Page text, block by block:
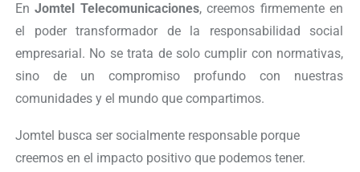
EnJomtel Telecomunicaciones, creemos firmemente en
el poder transformador de la responsabilidad social
empresarial. No se trata de solo cumplir con normativas,
sino de un compromiso profundo con nuestras
comunidades y el mundo que compartimos.
Jomtel busca ser socialmente responsable porque
creemos en el impacto positivo que podemos tener.